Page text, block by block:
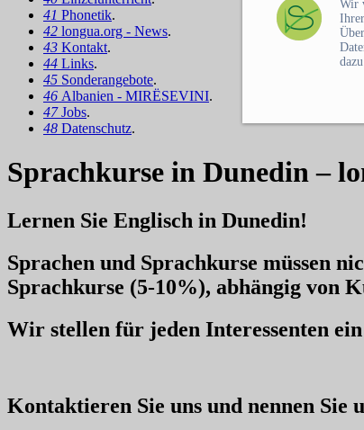
41 Phonetik.
42 longua.org - News.
43 Kontakt.
44 Links.
45 Sonderangebote.
46 Albanien - MIRËSEVINI.
47Jobs.
48 Datenschutz.
Wir
Sprachkurse in Dunedin –
Lernen Sie Englisch in Dunedin!
Sprachen und Sprachkurse müssen
Sprachkurse (5-10%), abhängig von
Wir stellen für jeden Interessenten
Kontaktieren Sie uns und nennen Sie